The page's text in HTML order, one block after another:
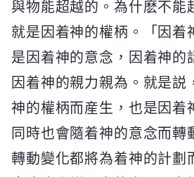
與物能超越的。為什麽不能
就是因着神的權柄。「因着
是因着神的意念，因着神的
因着神的親力親為。就是説
神的權柄而産生，也是因着
同時也會隨着神的意念而轉
轉動變化都將為着神的計劃